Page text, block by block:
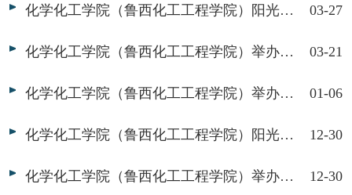
化学化工学院（鲁西化工工程学院）阳光之翼志愿者协会举办“执笔绘樱色，同心筑温情”志愿服务活动 03-27
化学化工学院（鲁西化工工程学院）举办寒假社会实践总结答辩会 03-21
化学化工学院（鲁西化工工程学院）举办“传承繁森精神，砥砺奋进征程”孔繁森同志纪念馆参观活动 01-06
化学化工学院（鲁西化工工程学院）阳光之翼志愿者协会举办“巧手做彩鱼，童心迎元旦”志愿服务活动 12-30
化学化工学院（鲁西化工工程学院）举办志愿者培训交流会 12-30